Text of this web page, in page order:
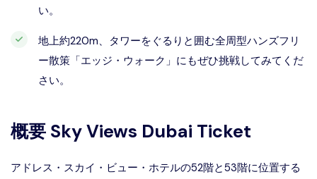
い。
地上約220m、タワーをぐるりと囲む全周型ハンズフリ
ー散策「エッジ・ウォーク」にもぜひ挑戦してみてくだ
さい。
概要 Sky Views Dubai Ticket
アドレス・スカイ・ビュー・ホテルの52階と53階に位置する